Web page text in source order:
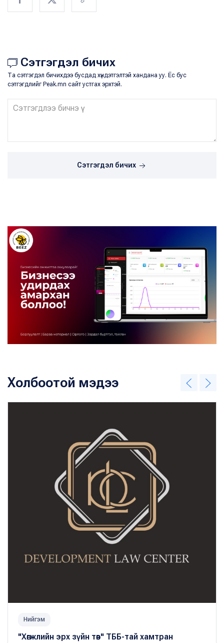
Сэтгэгдэл бичих
Та сэтгэгдэл бичихдээ бусдад хүндэтгэлтэй хандана уу. Ёс бус
сэтгэгдлийг Peak.mn сайт устгах эрхтэй.
Сэтгэгдэл бичих
Холбоотой мэдээ
Нийгэм
"Хөгжлийн эрх зүйн төв" ТББ-тай хамтран